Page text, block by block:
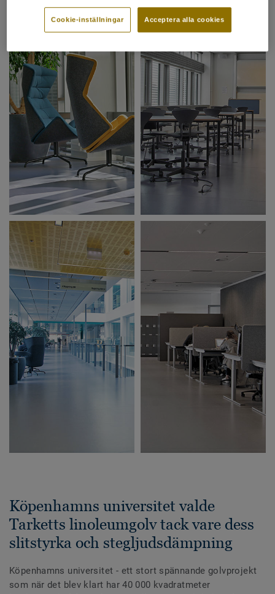
Köpenhamns universitet valde
Tarketts linoleumgolv tack vare dess
slitstyrka och stegljudsdämpning
Köpenhamns universitet - ett stort spännande golvprojekt
som när det blev klart har 40 000 kvadratmeter
Acceptera alla cookies
Cookie-inställningar